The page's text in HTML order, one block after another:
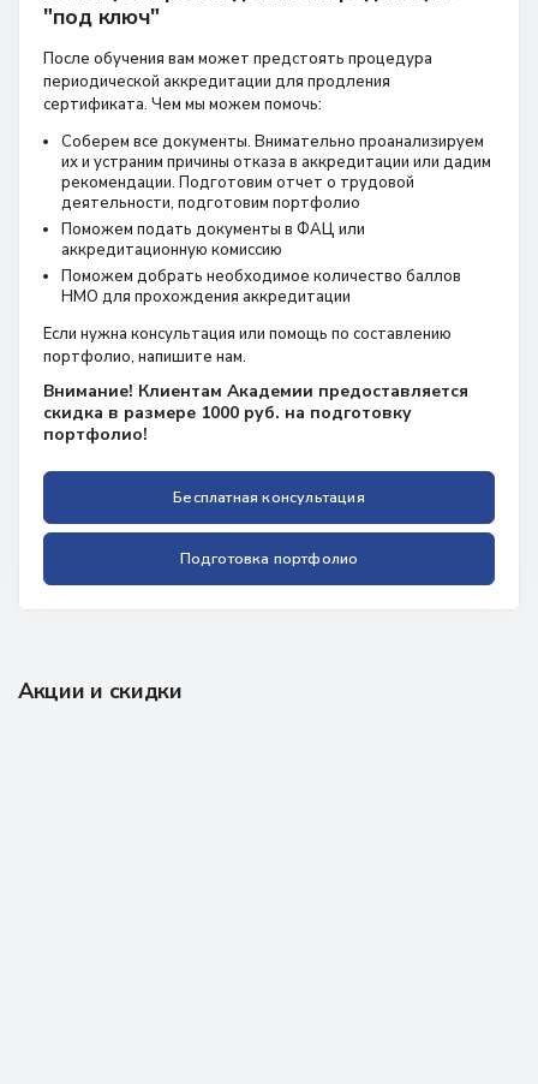
"под ключ"
После обучения вам может предстоять процедура
периодической аккредитации для продления
сертификата. Чем мы можем помочь:
Соберем все документы. Внимательно проанализируем
их и устраним причины отказа в аккредитации или дадим
рекомендации. Подготовим отчет о трудовой
деятельности, подготовим портфолио
Поможем подать документы в ФАЦ или
аккредитационную комиссию
Поможем добрать необходимое количество баллов
НМО для прохождения аккредитации
Если нужна консультация или помощь по составлению
портфолио, напишите нам.
Внимание! Клиентам Академии предоставляется
скидка в размере 1000 руб. на подготовку
портфолио!
Бесплатная консультация
Подготовка портфолио
Акции и скидки